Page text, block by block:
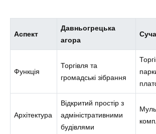
Аспект
Давньогрецька
агора
Функція
Торгівля та
громадські зібрання
Архітектура
Відкритий простір з
адміністративними
будівлями